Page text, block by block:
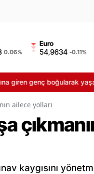
0.06%
Euro
54,9634 -0.11%
boğularak yaşamını yitirdi
ailece yolları
kaygısını